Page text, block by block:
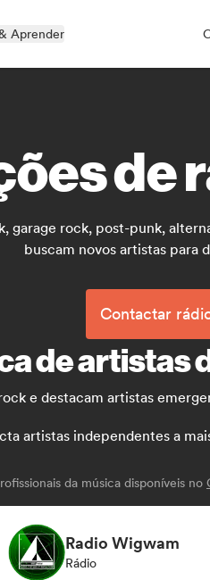
Aprender
de
rock, post-punk,
buscam novos artistas para
Contactar
de artistas
e destacam artistas
artistas independentes a
da música disponíveis no
Radio Wigwam
Rádio